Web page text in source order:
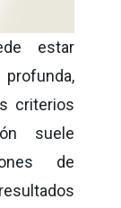
estar
criterios
suele
de